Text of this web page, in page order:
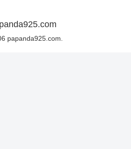
papanda925.com.